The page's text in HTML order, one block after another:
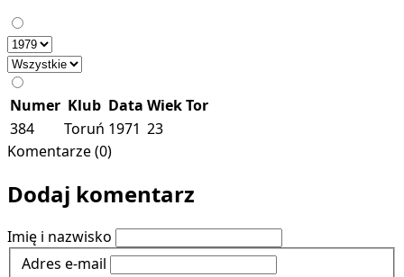
Numer Klub Data WiekTor
384
Toruń 1971 23
Komentarze (0)
Dodaj komentarz
Imię i nazwisko
Adres e-mail